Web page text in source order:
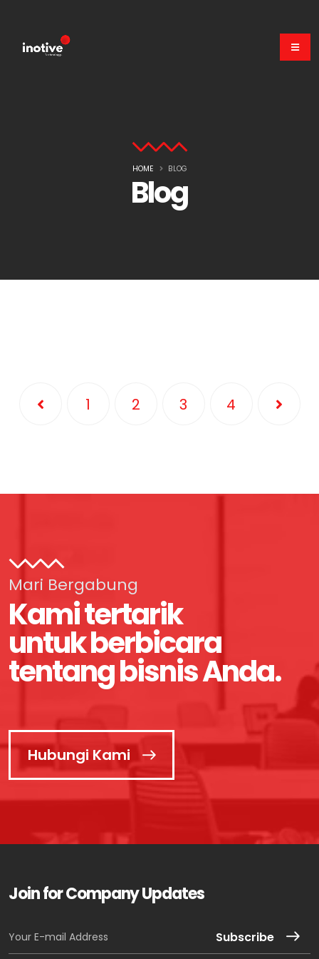
HOME BLOG
Blog
1 2 3 4
Mari Bergabung
Kami tertarik
untuk berbicara
tentang bisnis Anda.
Hubungi Kami
Join for Company Updates
Subscribe